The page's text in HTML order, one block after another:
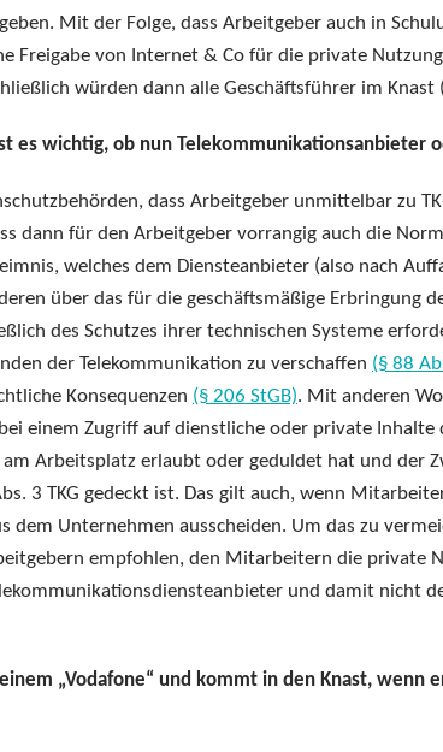
Mit der Folge, dass Arbeitgeber auch in
Freigabe von Internet & Co für die private
würden dann alle Geschäftsführer im Knast
es wichtig, ob nun Telekommunikationsanbieter
dass Arbeitgeber unmittelbar zu
dann für den Arbeitgeber vorrangig auch die
welches dem Diensteanbieter (also nach
über das für die geschäftsmäßige Erbringung
des Schutzes ihrer technischen Systeme
der Telekommunikation zu verschaffen (§ 88
Konsequenzen (§ 206 StGB). Mit anderen
einem Zugriff auf dienstliche oder private
Arbeitsplatz erlaubt oder geduldet hat und der
3 TKG gedeckt ist. Das gilt auch, wenn
dem Unternehmen ausscheiden. Um das zu
empfohlen, den Mitarbeitern die private
und damit nicht
„Vodafone“ und kommt in den Knast, wenn